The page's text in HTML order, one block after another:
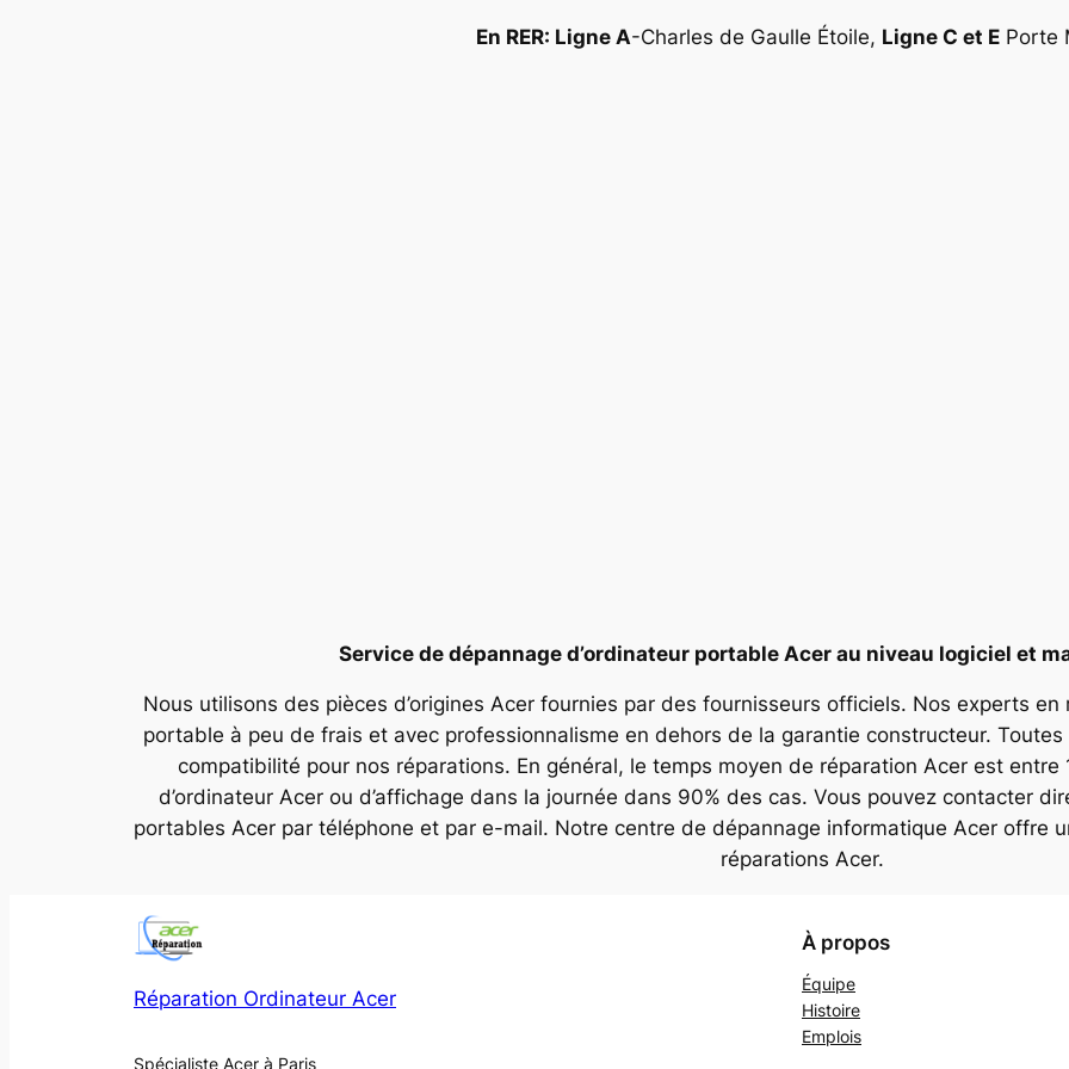
En RER: Ligne A-Charles de Gaulle Étoile, Ligne C et E Porte
Service de dépannage d’ordinateur portable Acer au niveau logiciel et
Nous utilisons des pièces d’origines Acer fournies par des fournisseurs officiels. Nos experts
portable à peu de frais et avec professionnalisme en dehors de la garantie constructeur.
compatibilité pour nos réparations. En général, le temps moyen de réparation Acer est entre
d’ordinateur Acer ou d’affichage dans la journée dans 90% des cas. Vous pouvez contacter
portables Acer par téléphone et par e-mail. Notre centre de dépannage informatique Acer offre
réparations Acer.
Réparation Ordinateur Acer
Spécialiste Acer à Paris
À propos
Équipe
Histoire
Emplois